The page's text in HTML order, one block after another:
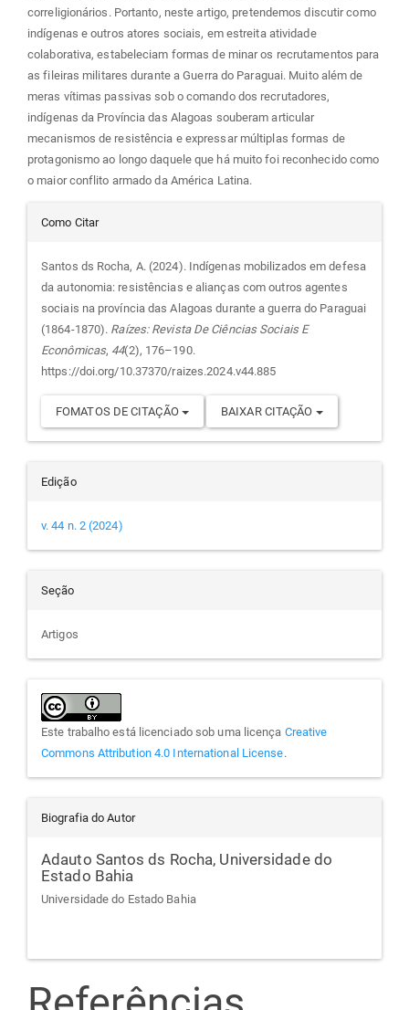
correligionários. Portanto, neste artigo, pretendemos discutir como
indígenas e outros atores sociais, em estreita atividade
colaborativa, estabeleciam formas de minar os recrutamentos para
as fileiras militares durante a Guerra do Paraguai. Muito além de
meras vítimas passivas sob o comando dos recrutadores,
indígenas da Província das Alagoas souberam articular
mecanismos de resistência e expressar múltiplas formas de
protagonismo ao longo daquele que há muito foi reconhecido como
o maior conflito armado da América Latina.
Detalhes
do
artigo
Como Citar
Santos ds Rocha, A. (2024). Indígenas mobilizados em defesa
da autonomia: resistências e alianças com outros agentes
sociais na província das Alagoas durante a guerra do Paraguai
(1864-1870). Raízes: Revista De Ciências Sociais E
Econômicas, 44(2), 176–190.
https://doi.org/10.37370/raizes.2024.v44.885
FOMATOS DE CITAÇÃO BAIXAR CITAÇÃO
Edição
v. 44 n. 2 (2024)
Seção
Artigos
Este trabalho está licenciado sob uma licença Creative
Commons Attribution 4.0 International License.
Biografia do Autor
Adauto Santos ds Rocha, Universidade do
Estado Bahia
Universidade do Estado Bahia